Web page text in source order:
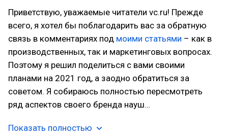
Приветствую, уважаемые читатели vc.ru! Прежде
всего, я хотел бы поблагодарить вас за обратную
связь в комментариях под моими статьями – как в
производственных, так и маркетинговых вопросах.
Поэтому я решил поделиться с вами своими
планами на 2021 год, а заодно обратиться за
советом. Я собираюсь полностью пересмотреть
ряд аспектов своего бренда науш…
Показать полностью